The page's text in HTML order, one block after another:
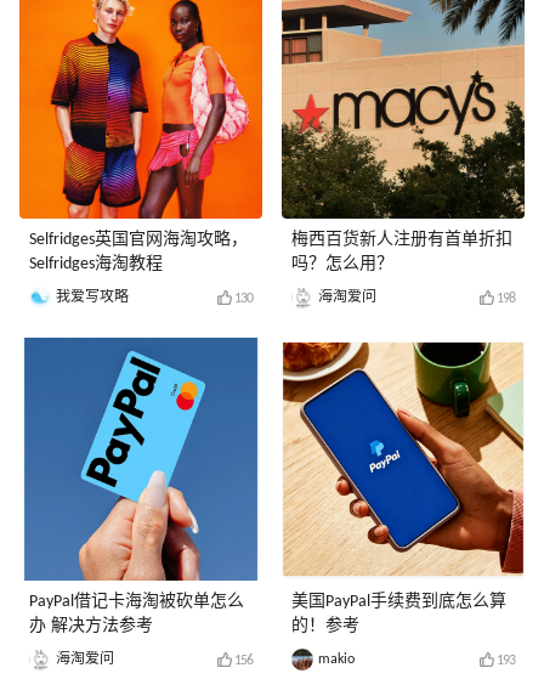
Selfridges英国官网海淘攻略，
Selfridges海淘教程
我爱写攻略 130
PayPal借记卡海淘被砍单怎么
办 解决方法参考
海淘爱问 156
梅西百货新人注册有首单折扣
吗？怎么用？
海淘爱问 198
美国PayPal手续费到底怎么算
的！参考
makio 193